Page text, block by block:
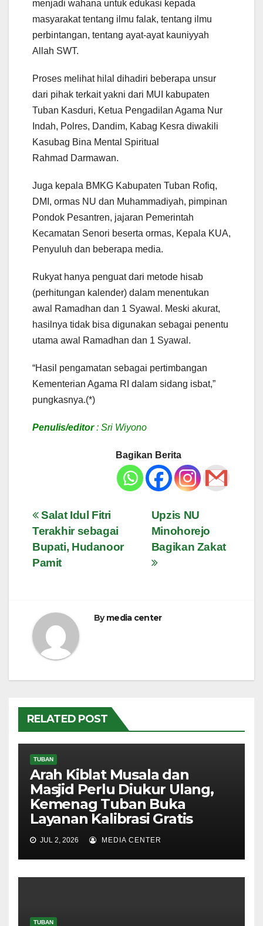
menjadi wahana untuk edukasi kepada
masyarakat tentang ilmu falak, tentang ilmu
perbintangan, tentang ayat-ayat kauniyyah
Allah SWT.
Proses melihat hilal dihadiri beberapa unsur
dari pihak terkait yakni dari MUI kabupaten
Tuban Kasduri, Ketua Pengadilan Agama Nur
Indah, Polres, Dandim, Kabag Kesra diwakili
Kasubag Bina Mental Spiritual
Rahmad Darmawan.
Juga kepala BMKG Kabupaten Tuban Rofiq,
DMI, ormas NU dan Muhammadiyah, pimpinan
Pondok Pesantren, jajaran Pemerintah
Kecamatan Senori beserta ormas, Kepala KUA,
Penyuluh dan beberapa media.
Rukyat hanya penguat dari metode hisab
(perhitungan kalender) dalam menentukan
awal Ramadhan dan 1 Syawal. Meski akurat,
hasilnya tidak bisa digunakan sebagai penentu
utama awal Ramadhan dan 1 Syawal.
“Hasil pengamatan sebagai pertimbangan
Kementerian Agama RI dalam sidang isbat,”
pungkasnya.(*)
Penulis/editor: Sri Wiyono
Bagikan Berita
Navigasi
pos
Upzis NU
Minohorejo
Bagikan Zakat
Salat Idul Fitri
Terakhir sebagai
Bupati, Hudanoor
Pamit
Bymedia center
RELATED POST
TUBAN
Arah Kiblat Musala dan
Masjid Perlu Diukur Ulang,
Kemenag Tuban Buka
Layanan Kalibrasi Gratis
JUL 2, 2026 MEDIA CENTER
TUBAN